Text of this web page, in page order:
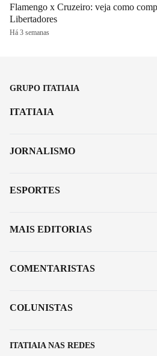
Flamengo x Cruzeiro: veja como
Libertadores
Há 3 semanas
GRUPO ITATIAIA
ITATIAIA NAS REDES
ITATIAIA
JORNALISMO
ESPORTES
MAIS EDITORIAS
COMENTARISTAS
COLUNISTAS